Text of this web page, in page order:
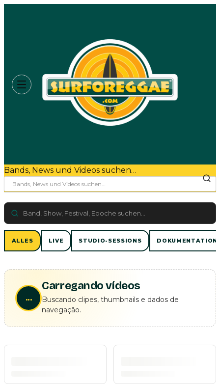
Bands, News und Videos suchen…
ALLES LIVE STUDIO-SESSIONS
...
Carregando vídeos
Buscando clipes, thumbnails e dados de
navegação.